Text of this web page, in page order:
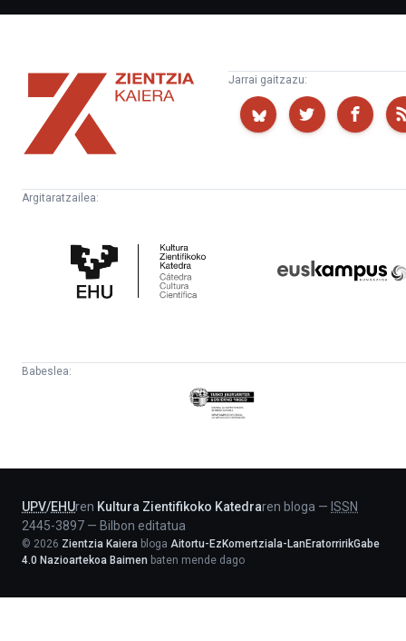
Zientzia
Kaiera
Jarrai gaitzazu:
Argitaratzailea:
Zientifikoko
Katedra
Babeslea:
Eusko
Jaurlaritza
UPV/EHUren Kultura Zientifikoko Katedraren bloga — ISSN
2445-3897 — Bilbon editatua
© 2026 Zientzia Kaiera bloga Aitortu-EzKomertziala-LanEratorririkGabe
4.0 Nazioartekoa Baimen baten mende dago